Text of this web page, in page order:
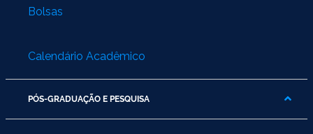
Bolsas
Calendário Acadêmico
PÓS-GRADUAÇÃO E PESQUISA